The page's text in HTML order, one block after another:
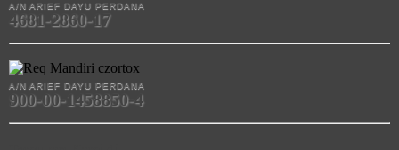
A/N ARIEF DAYU PERDANA
4681-2860-17
A/N ARIEF DAYU PERDANA
900-00-1458850-4